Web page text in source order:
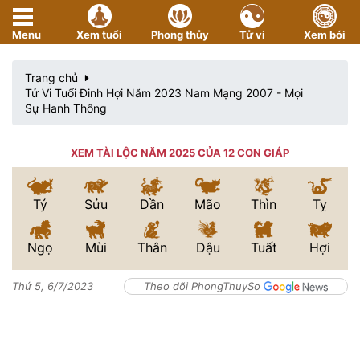
Menu Xem tuổi Phong thủy Tử vi Xem bói
Trang chủ
Tử Vi Tuổi Đinh Hợi Năm 2023 Nam Mạng 2007 - Mọi
Sự Hanh Thông
XEM TÀI LỘC NĂM 2025 CỦA 12 CON GIÁP
Tý Sửu Dần Mão Thìn Tỵ
Ngọ Mùi Thân Dậu Tuất Hợi
Thứ 5, 6/7/2023 Theo dõi PhongThuySo